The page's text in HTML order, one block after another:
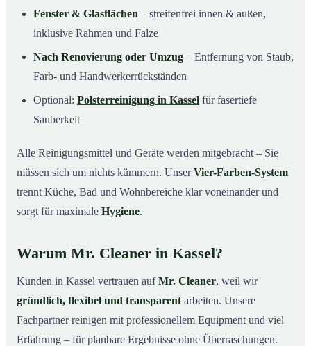
Fenster & Glasflächen – streifenfrei innen & außen,
inklusive Rahmen und Falze
Nach Renovierung oder Umzug – Entfernung von Staub,
Farb- und Handwerkerrückständen
Optional: Polsterreinigung in Kassel für fasertiefe
Sauberkeit
Alle Reinigungsmittel und Geräte werden mitgebracht – Sie
müssen sich um nichts kümmern. UnserVier-Farben-System
trennt Küche, Bad und Wohnbereiche klar voneinander und
sorgt für maximale Hygiene.
Warum Mr. Cleaner in Kassel?
Kunden in Kassel vertrauen aufMr. Cleaner, weil wir
gründlich, flexibel und transparent arbeiten. Unsere
Fachpartner reinigen mit professionellem Equipment und viel
Erfahrung – für planbare Ergebnisse ohne Überraschungen.